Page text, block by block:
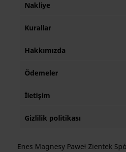
Nakliye
Kurallar
Hakkımızda
Ödemeler
İletişim
Gizlilik politikası
Enes Magnesy Paweł Zientek